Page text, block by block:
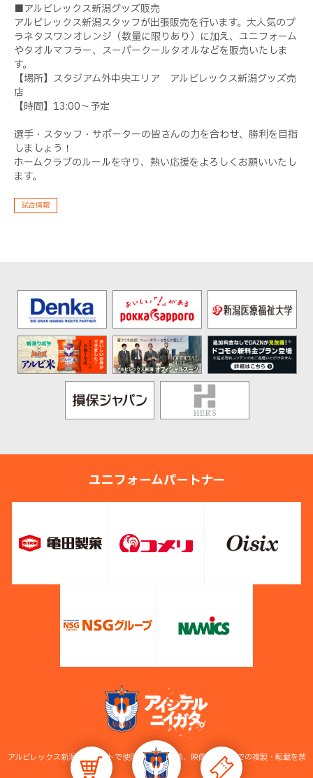
■アルビレックス新潟グッズ販売
アルビレックス新潟スタッフが出張販売を行います。大人気のプ
ラネタスワンオレンジ（数量に限りあり）に加え、ユニフォーム
やタオルマフラー、スーパークールタオルなどを販売いたしま
す。
【場所】スタジアム外中央エリア アルビレックス新潟グッズ売
店
【時間】13:00～予定
選手・スタッフ・サポーターの皆さんの力を合わせ、勝利を目指
しましょう！
ホームクラブのルールを守り、熱い応援をよろしくお願いいたし
ます。
試合情報
ユニフォームパートナー
アルビレックス新潟公式サイトで使用している画像、映像等の無断での複製・転載を禁
止します。